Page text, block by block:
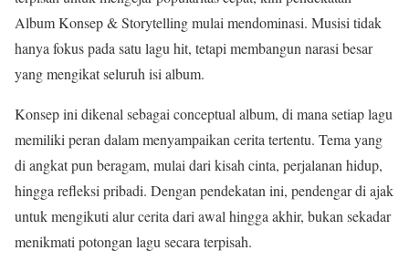
Album Konsep & Storytelling mulai mendominasi. Musisi tidak
hanya fokus pada satu lagu hit, tetapi membangun narasi besar
yang mengikat seluruh isi album.
Konsep ini dikenal sebagai conceptual album, di mana setiap lagu
memiliki peran dalam menyampaikan cerita tertentu. Tema yang
di angkat pun beragam, mulai dari kisah cinta, perjalanan hidup,
hingga refleksi pribadi. Dengan pendekatan ini, pendengar di ajak
untuk mengikuti alur cerita dari awal hingga akhir, bukan sekadar
menikmati potongan lagu secara terpisah.